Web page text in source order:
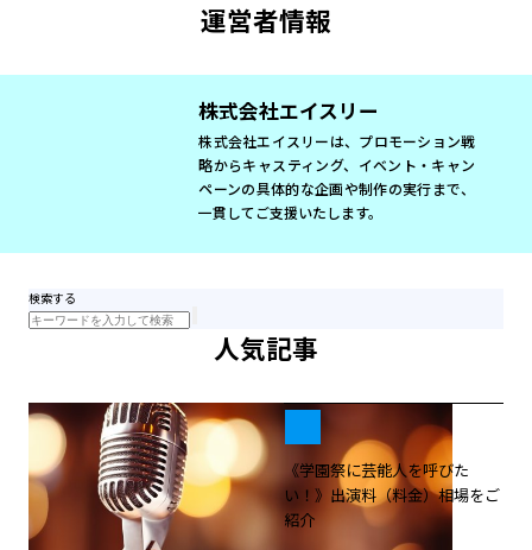
運営者情報
株式会社エイスリー
株式会社エイスリーは、プロモーション戦
略からキャスティング、イベント・キャン
ペーンの具体的な企画や制作の実行まで、
一貫してご支援いたします。
検索する
人気記事
《学園祭に芸能人を呼びた
い！》出演料（料金）相場をご
紹介